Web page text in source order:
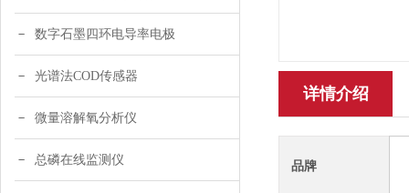
数字石墨四环电导率电极
光谱法COD传感器
微量溶解氧分析仪
总磷在线监测仪
详情介绍
品牌